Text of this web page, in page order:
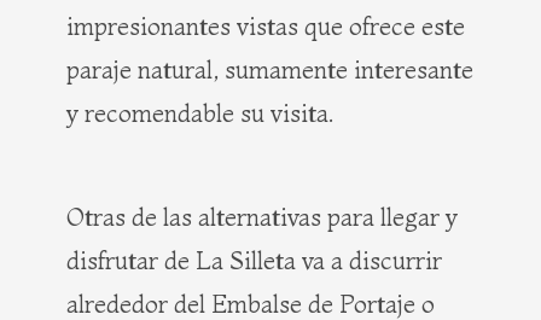
impresionantes vistas que ofrece este
paraje natural, sumamente interesante
y recomendable su visita.
Otras de las alternativas para llegar y
disfrutar de La Silleta va a discurrir
alrededor del Embalse de Portaje o